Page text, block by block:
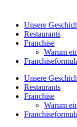
Unsere
Restaurants
Franchise
Warum
Unsere
Restaurants
Franchise
Warum